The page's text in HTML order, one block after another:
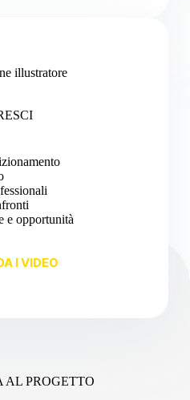
illustratore
e opportunità
I VIDEO
PROGETTO